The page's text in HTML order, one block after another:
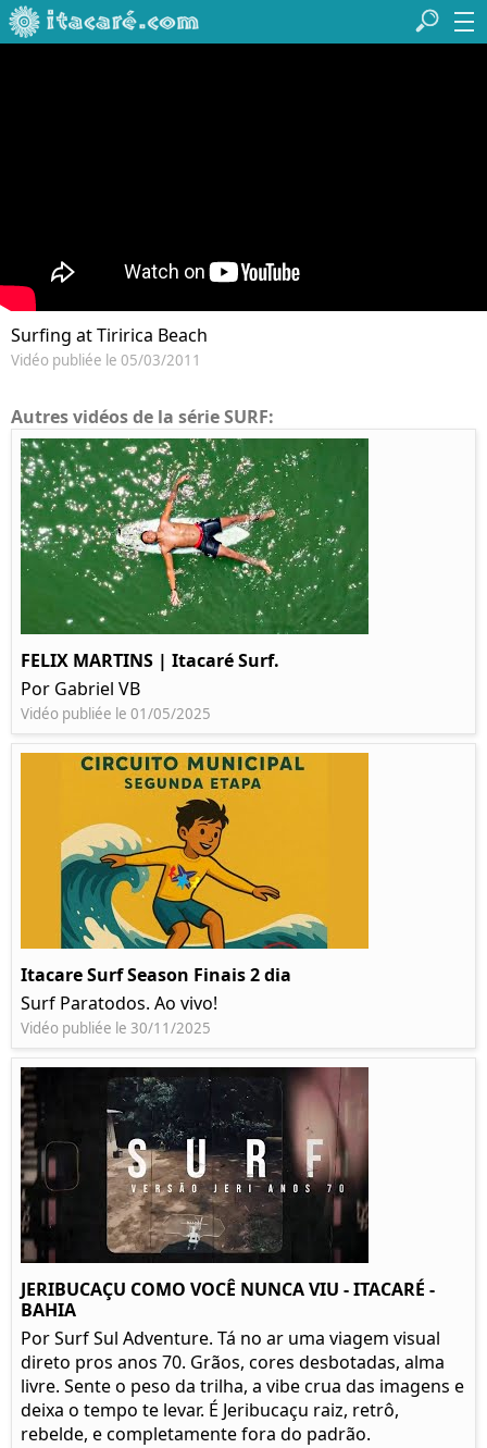
Surfing at Tiririca Beach
Vidéo publiée le 05/03/2011
Autres vidéos de la série SURF:
FELIX MARTINS | Itacaré Surf.
Por Gabriel VB
Vidéo publiée le 01/05/2025
Itacare Surf Season Finais 2 dia
Surf Paratodos. Ao vivo!
Vidéo publiée le 30/11/2025
JERIBUCAÇU COMO VOCÊ NUNCA VIU - ITACARÉ -
BAHIA
Por Surf Sul Adventure. Tá no ar uma viagem visual
direto pros anos 70. Grãos, cores desbotadas, alma
livre. Sente o peso da trilha, a vibe crua das imagens e
deixa o tempo te levar. É Jeribucaçu raiz, retrô,
rebelde, e completamente fora do padrão.